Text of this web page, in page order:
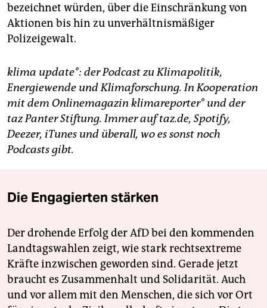
bezeichnet würden, über die Einschränkung von
Aktionen bis hin zu unverhältnismäßiger
Polizeigewalt.
klima update°: der Podcast zu Klimapolitik,
Energiewende und Klimaforschung. In Kooperation
mit dem Onlinemagazin klimareporter° und der
taz Panter Stiftung. Immer auf taz.de, Spotify,
Deezer, iTunes und überall, wo es sonst noch
Podcasts gibt.
Die Engagierten stärken
Der drohende Erfolg der AfD bei den kommenden
Landtagswahlen zeigt, wie stark rechtsextreme
Kräfte inzwischen geworden sind. Gerade jetzt
braucht es Zusammenhalt und Solidarität. Auch
und vor allem mit den Menschen, die sich vor Ort